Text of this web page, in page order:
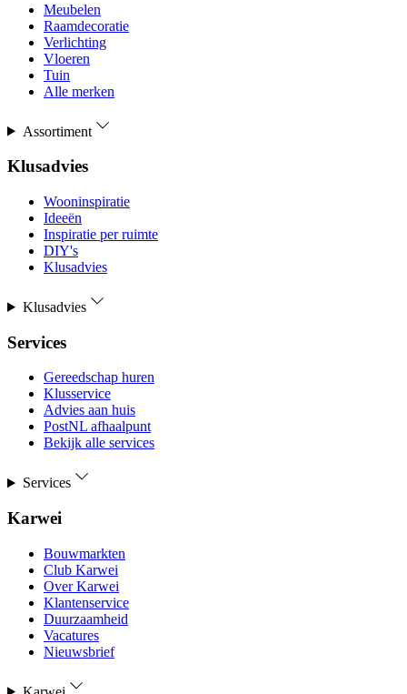
Meubelen
Raamdecoratie
Verlichting
Vloeren
Tuin
Alle merken
Assortiment
Klusadvies
Wooninspiratie
Ideeën
Inspiratie per ruimte
DIY's
Klusadvies
Klusadvies
Services
Gereedschap huren
Klusservice
Advies aan huis
PostNL afhaalpunt
Bekijk alle services
Services
Karwei
Bouwmarkten
Club Karwei
Over Karwei
Klantenservice
Duurzaamheid
Vacatures
Nieuwsbrief